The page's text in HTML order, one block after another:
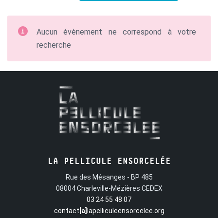
Aucun évènement ne correspond à votre
recherche
LA PELLICULE ENSORCELÉE
Rue des Mésanges - BP 485
08004 Charleville-Mézières CEDEX
03 24 55 48 07
contact [a] lapelliculeensorcelee.org